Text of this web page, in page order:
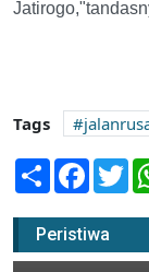
Tags
Share
Peristiwa
Warga
Longsor
06 Februari 2020